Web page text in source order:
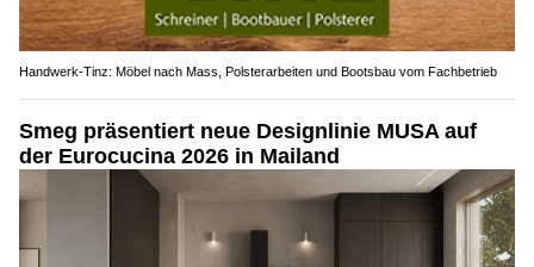
Handwerk-Tinz: Möbel nach Mass, Polsterarbeiten und Bootsbau vom Fachbetrieb
Smeg präsentiert neue Designlinie MUSA auf
der Eurocucina 2026 in Mailand